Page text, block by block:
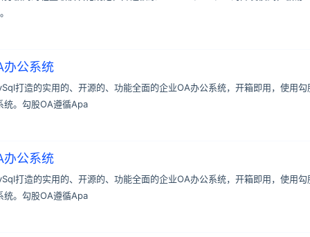
办公系统
打造的实用的、开源的、功能全面的企业OA办公系统，开箱即用，使用勾
统。勾股OA遵循Apa
办公系统
打造的实用的、开源的、功能全面的企业OA办公系统，开箱即用，使用勾
统。勾股OA遵循Apa